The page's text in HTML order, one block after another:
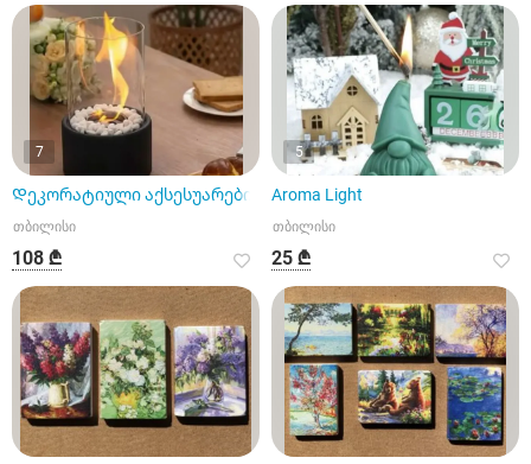
7
Დეკორატიული აქსესუარები
თბილისი
108 ₾
5
Aroma Light
თბილისი
25 ₾